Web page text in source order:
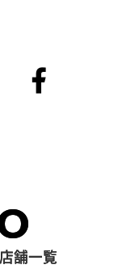
舗一覧